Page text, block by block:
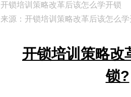
开锁培训策略改革后该怎么学开锁
来源：开锁培训策略改革后该怎么学
开锁培训策略改
锁?